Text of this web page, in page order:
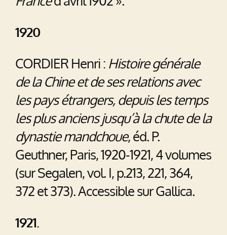
1920
CORDIER Henri : Histoire générale
de la Chine et de ses relations avec
les pays étrangers, depuis les temps
les plus anciens jusqu’à la chute de la
dynastie mandchoue, éd. P.
Geuthner, Paris, 1920-1921, 4 volumes
(sur Segalen, vol. I, p.213, 221, 364,
372 et 373). Accessible sur Gallica.
1921.